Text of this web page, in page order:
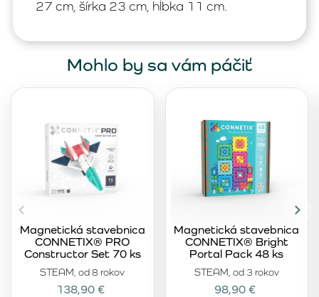
27 cm, šírka 23 cm, hĺbka 11 cm.
Mohlo by sa vám páčiť
STEAM, od 8 rokov
Magnetická stavebnica
CONNETIX® PRO
Constructor Set 70 ks
138,90 €
STEAM, od 3 rokov
Magnetická stavebnica
CONNETIX® Bright
Portal Pack 48 ks
98,90 €